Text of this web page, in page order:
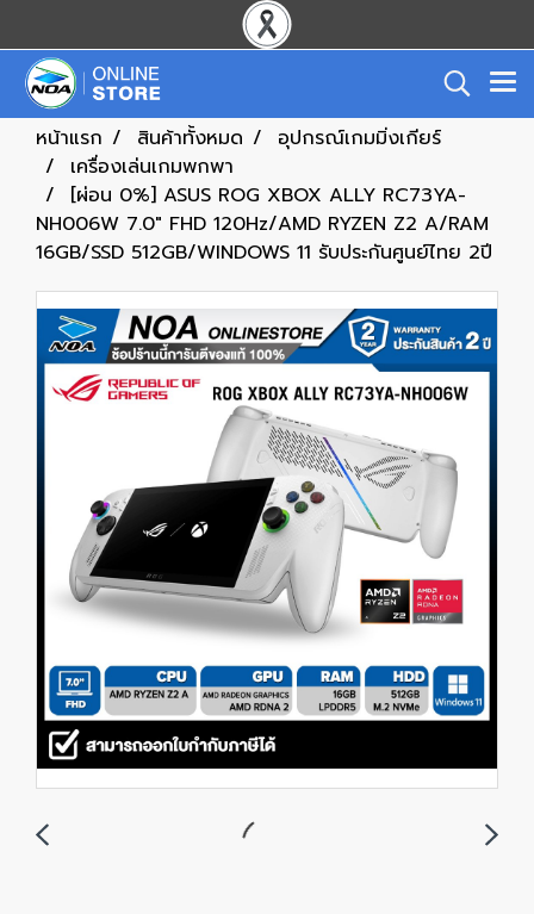
หน้าแรก สินค้าทั้งหมด
อุปกรณ์เกมมิ่งเกียร์
เครื่องเล่นเกมพกพา
[ผ่อน 0%] ASUS ROG XBOX ALLY RC73YA-
NH006W 7.0" FHD 120Hz/AMD RYZEN Z2 A/RAM
16GB/SSD 512GB/WINDOWS 11 รับประกันศูนย์ไทย 2ปี